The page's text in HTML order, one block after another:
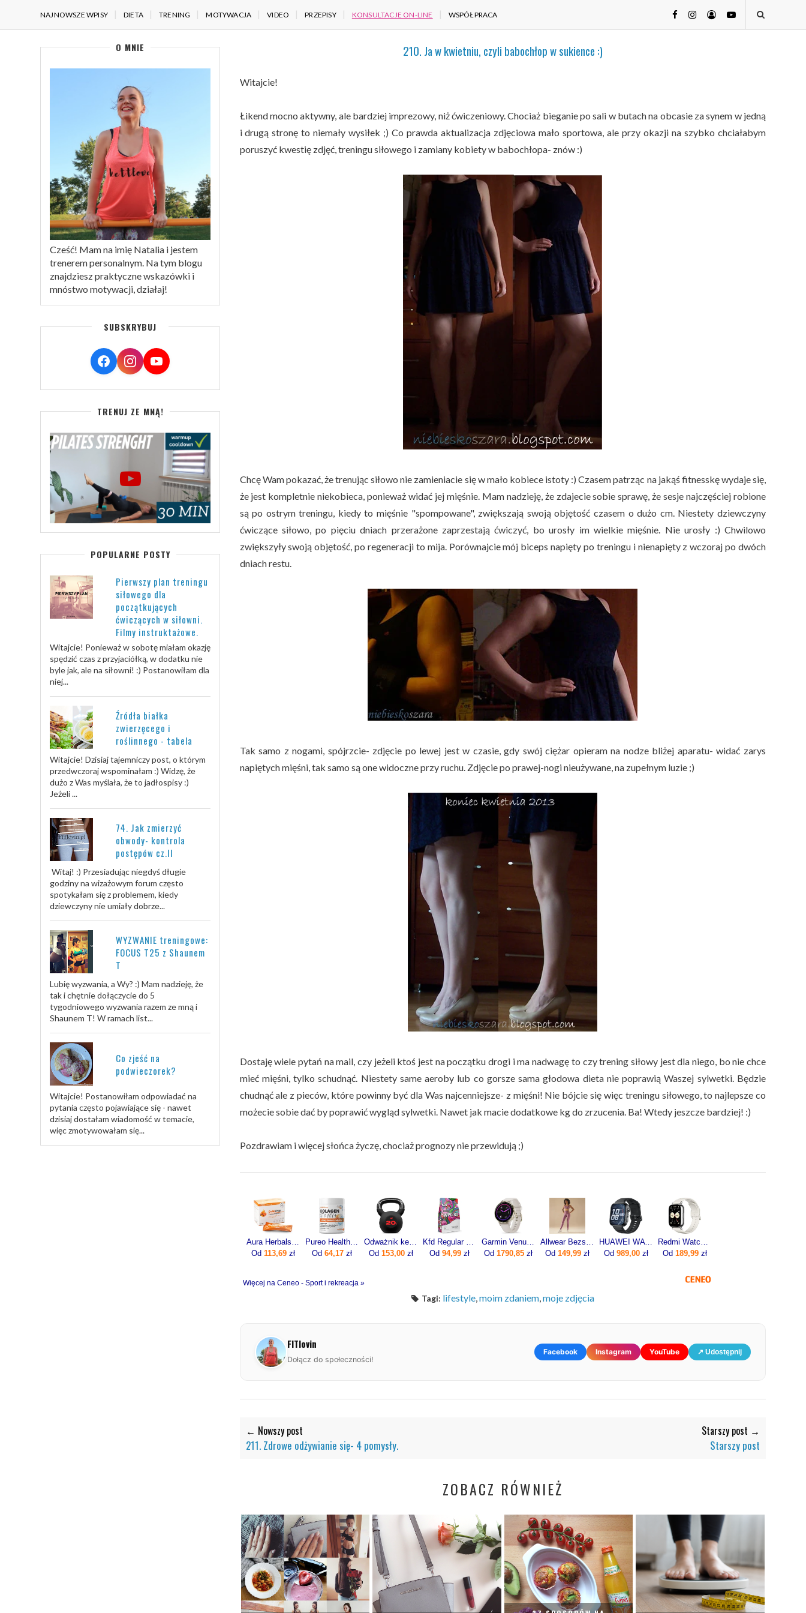
NAJNOWSZE WPISY DIETA TRENING MOTYWACJA VIDEO PRZEPISY KONSULTACJE ON-LINE WSPÓŁPRACA
210. Ja w kwietniu, czyli babochłop w sukience :)
Witajcie!
Łikend mocno aktywny, ale bardziej imprezowy, niż ćwiczeniowy. Chociaż bieganie po sali w butach na obcasie za synem w jedną
i drugą stronę to niemały wysiłek ;) Co prawda aktualizacja zdjęciowa mało sportowa, ale przy okazji na szybko chciałabym
poruszyć kwestię zdjęć, treningu siłowego i zamiany kobiety w babochłopa- znów :)
Chcę Wam pokazać, że trenując siłowo nie zamieniacie się w mało kobiece istoty :) Czasem patrząc na jakąś fitnesskę wydaje się,
że jest kompletnie niekobieca, ponieważ widać jej mięśnie. Mam nadzieję, że zdajecie sobie sprawę, że sesje najczęściej robione
są po ostrym treningu, kiedy to mięśnie "spompowane", zwiększają swoją objętość czasem o dużo cm. Niestety dziewczyny
ćwiczące siłowo, po pięciu dniach przerażone zaprzestają ćwiczyć, bo urosły im wielkie mięśnie. Nie urosły :) Chwilowo
zwiększyły swoją objętość, po regeneracji to mija. Porównajcie mój biceps napięty po treningu i nienapięty z wczoraj po dwóch
dniach restu.
Tak samo z nogami, spójrzcie- zdjęcie po lewej jest w czasie, gdy swój ciężar opieram na nodze bliżej aparatu- widać zarys
napiętych mięśni, tak samo są one widoczne przy ruchu. Zdjęcie po prawej-nogi nieużywane, na zupełnym luzie ;)
Dostaję wiele pytań na mail, czy jeżeli ktoś jest na początku drogi i ma nadwagę to czy trening siłowy jest dla niego, bo nie chce
mieć mięśni, tylko schudnąć. Niestety same aeroby lub co gorsze sama głodowa dieta nie poprawią Waszej sylwetki. Będzie
chudnąć ale z pieców, które powinny być dla Was najcenniejsze- z mięśni! Nie bójcie się więc treningu siłowego, to najlepsze co
możecie sobie dać by poprawić wygląd sylwetki. Nawet jak macie dodatkowe kg do zrzucenia. Ba! Wtedy jeszcze bardziej! :)
Pozdrawiam i więcej słońca życzę, chociaż prognozy nie przewidują ;)
Aura Herbals Colladrop Forte Kolagen Morski 10000mg 30sasz.
Od 113,69 zł
Pureo Health Kolagen Stawy + Stawy Kości Mięśnie Smak Neutralny 30 Porcji
Od 64,17 zł
Odważnik kettlebell żeliwny 20kg
Od 153,00zł
Kfd Regular Wpc 80 750g
Od 94,99 zł
Garmin Venu 3S Soft Gold z w kolorze Beżowym 0100278504
Od 1790,85 zł
Allwear Bezszwowe Legginsy Basic Dusty Rose 1Szt.
Od 149,99zł
HUAWEI WATCH FIT 5 Pro Czarny
Od 989,00zł
Redmi Watch 5 Lite Złoty
Od 189,99zł
Więcej na Ceneo - Sport i rekreacja »
Tagi: lifestyle,moim zdaniem,moje zdjęcia
FITlovin
Dołącz do społeczności!
Facebook Instagram YouTube ↗ Udostępnij
← Nowszy post
211. Zdrowe odżywianie się- 4 pomysły.
Starszy post →
Starszy post
ZOBACZ RÓWNIEŻ
O MNIE
Cześć! Mam na imię Natalia i jestem
trenerem personalnym. Na tym blogu
znajdziesz praktyczne wskazówki i
mnóstwo motywacji, działaj!
SUBSKRYBUJ
TRENUJ ZE MNĄ!
POPULARNE POSTY
Pierwszy plan treningu
siłowego dla
początkujących
ćwiczących w siłowni.
Filmy instruktażowe.
Witajcie! Ponieważ w sobotę miałam okazję
spędzić czas z przyjaciółką, w dodatku nie
byle jak, ale na siłowni! :) Postanowiłam dla
niej...
Źródła białka
zwierzęcego i
roślinnego - tabela
Witajcie! Dzisiaj tajemniczy post, o którym
przedwczoraj wspominałam :) Widzę, że
dużo z Was myślała, że to jadłospisy :)
Jeżeli ...
74. Jak zmierzyć
obwody- kontrola
postępów cz.II
Witaj! :) Przesiadując niegdyś długie
godziny na wizażowym forum często
spotykałam się z problemem, kiedy
dziewczyny nie umiały dobrze...
WYZWANIE treningowe:
FOCUS T25 z Shaunem
T
Lubię wyzwania, a Wy? :) Mam nadzieję, że
tak i chętnie dołączycie do 5
tygodniowego wyzwania razem ze mną i
Shaunem T! W ramach list...
Co zjeść na
podwieczorek?
Witajcie! Postanowiłam odpowiadać na
pytania często pojawiające się - nawet
dzisiaj dostałam wiadomość w temacie,
więc zmotywowałam się...